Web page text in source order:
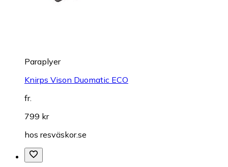
Paraplyer
Knirps Vison Duomatic ECO
fr.
799 kr
hos resväskor.se